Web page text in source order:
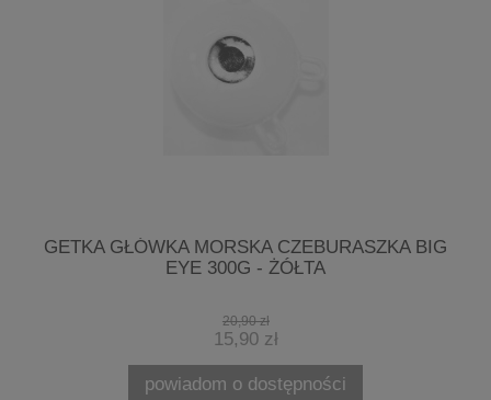
GETKA GŁÓWKA MORSKA CZEBURASZKA BIG
EYE 300G - ŻÓŁTA
20,90 zł
15,90 zł
powiadom o dostępności